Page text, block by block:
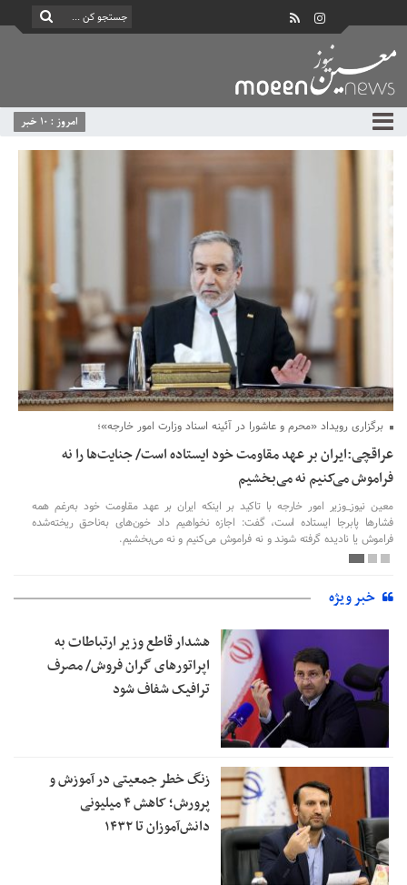
امروز : 10 خبر
برگزاری رویداد «محرم و عاشورا در آئینه اسناد وزارت امور خارجه»؛
عراقچی:ایران بر عهد مقاومت خود ایستاده است/ جنایت‌ها را نه
فراموش می‌کنیم نه می‌بخشیم
معین نیوز_وزیر امور خارجه با تاکید بر اینکه ایران بر عهد مقاومت خود به‌رغم همه
فشارها پابرجا ایستاده است، گفت: اجازه نخواهیم داد خون‌های به‌ناحق ریخته‌شده
فراموش یا نادیده گرفته شوند و نه فراموش می‌کنیم و نه می‌بخشیم.
خبر ویژه
هشدار قاطع وزیر ارتباطات به
اپراتورهای گران فروش/ مصرف
ترافیک شفاف شود
زنگ خطر جمعیتی در آموزش و
پرورش؛ کاهش ۴ میلیونی
دانش‌آموزان تا ۱۴۳۲